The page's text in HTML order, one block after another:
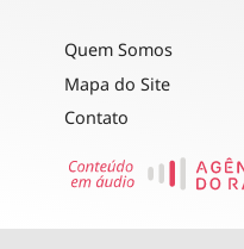
Quem Somos
Mapa do Site
Contato